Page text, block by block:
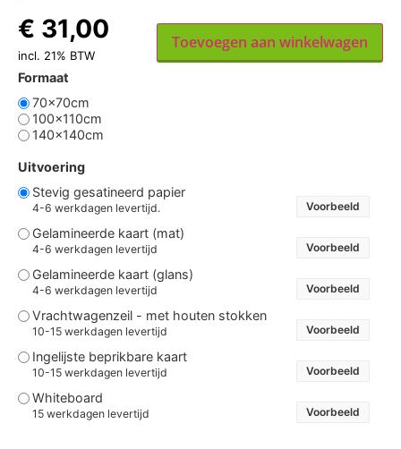
Formaat
70x70cm
100x110cm
140x140cm
Uitvoering
Stevig gesatineerd papier
4-6 werkdagen levertijd. Voorbeeld
Gelamineerde kaart (mat)
4-6 werkdagen levertijd Voorbeeld
Gelamineerde kaart (glans)
4-6 werkdagen levertijd Voorbeeld
Vrachtwagenzeil - met houten stokken
10-15 werkdagen levertijd Voorbeeld
Ingelijste beprikbare kaart
10-15 werkdagen levertijd Voorbeeld
Whiteboard
15 werkdagen levertijd Voorbeeld
€ 31,00
incl. 21% BTW
Toevoegen aan winkelwagen